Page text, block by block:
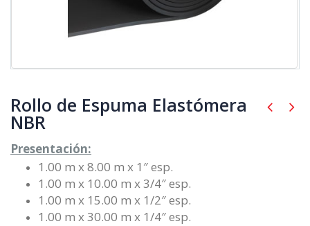
Rollo de Espuma Elastómera
NBR
Presentación:
1.00 m x 8.00 m x 1″ esp.
1.00 m x 10.00 m x 3/4″ esp.
1.00 m x 15.00 m x 1/2″ esp.
1.00 m x 30.00 m x 1/4″ esp.